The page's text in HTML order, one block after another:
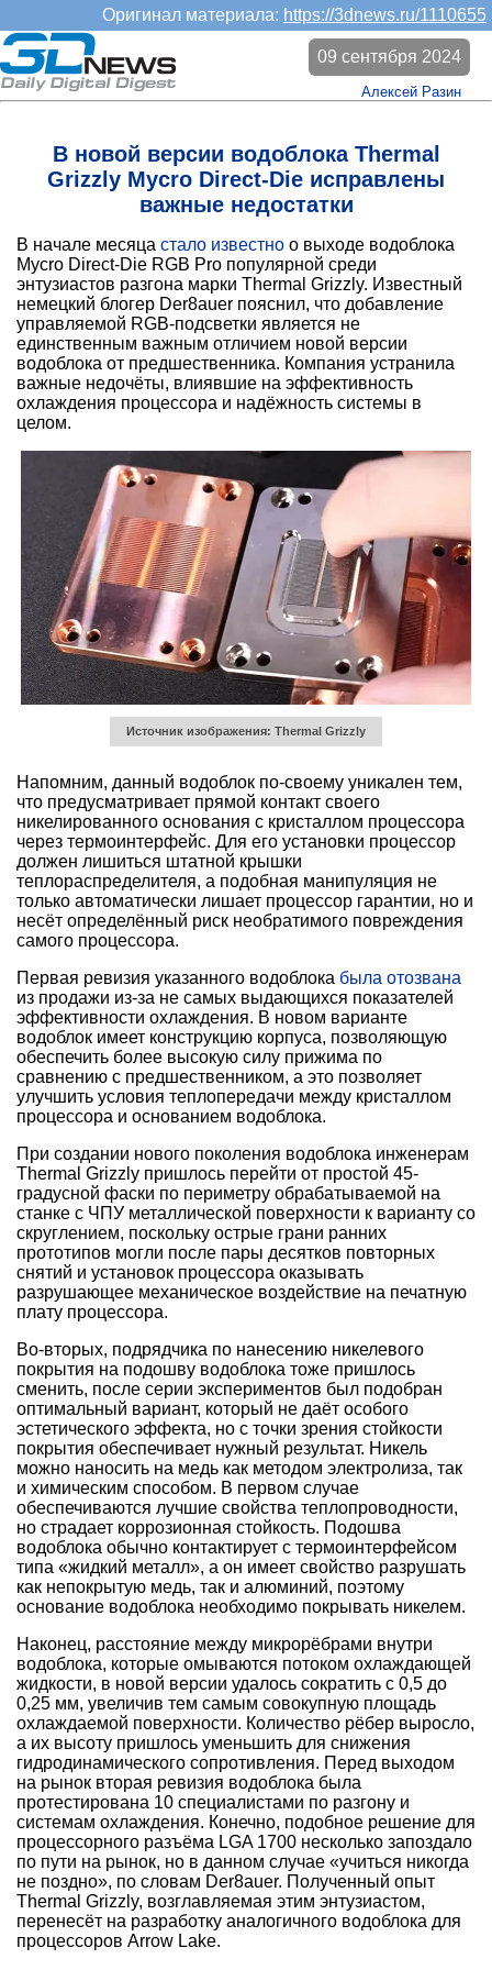
Оригинал материала: https://3dnews.ru/1110655
В новой версии водоблока Thermal
Grizzly Mycro Direct-Die исправлены
важные недостатки
09 сентября 2024
Алексей Разин
В начале месяца стало известно о выходе водоблока
Mycro Direct-Die RGB Pro популярной среди
энтузиастов разгона марки Thermal Grizzly. Известный
немецкий блогер Der8auer пояснил, что добавление
управляемой RGB-подсветки является не
единственным важным отличием новой версии
водоблока от предшественника. Компания устранила
важные недочёты, влиявшие на эффективность
охлаждения процессора и надёжность системы в
целом.
Источник изображения: Thermal Grizzly
Напомним, данный водоблок по-своему уникален тем,
что предусматривает прямой контакт своего
никелированного основания с кристаллом процессора
через термоинтерфейс. Для его установки процессор
должен лишиться штатной крышки
теплораспределителя, а подобная манипуляция не
только автоматически лишает процессор гарантии, но и
несёт определённый риск необратимого повреждения
самого процессора.
Первая ревизия указанного водоблока была отозвана
из продажи из-за не самых выдающихся показателей
эффективности охлаждения. В новом варианте
водоблок имеет конструкцию корпуса, позволяющую
обеспечить более высокую силу прижима по
сравнению с предшественником, а это позволяет
улучшить условия теплопередачи между кристаллом
процессора и основанием водоблока.
При создании нового поколения водоблока инженерам
Thermal Grizzly пришлось перейти от простой 45-
градусной фаски по периметру обрабатываемой на
станке с ЧПУ металлической поверхности к варианту со
скруглением, поскольку острые грани ранних
прототипов могли после пары десятков повторных
снятий и установок процессора оказывать
разрушающее механическое воздействие на печатную
плату процессора.
Во-вторых, подрядчика по нанесению никелевого
покрытия на подошву водоблока тоже пришлось
сменить, после серии экспериментов был подобран
оптимальный вариант, который не даёт особого
эстетического эффекта, но с точки зрения стойкости
покрытия обеспечивает нужный результат. Никель
можно наносить на медь как методом электролиза, так
и химическим способом. В первом случае
обеспечиваются лучшие свойства теплопроводности,
но страдает коррозионная стойкость. Подошва
водоблока обычно контактирует с термоинтерфейсом
типа «жидкий металл», а он имеет свойство разрушать
как непокрытую медь, так и алюминий, поэтому
основание водоблока необходимо покрывать никелем.
Наконец, расстояние между микрорёбрами внутри
водоблока, которые омываются потоком охлаждающей
жидкости, в новой версии удалось сократить с 0,5 до
0,25 мм, увеличив тем самым совокупную площадь
охлаждаемой поверхности. Количество рёбер выросло,
а их высоту пришлось уменьшить для снижения
гидродинамического сопротивления. Перед выходом
на рынок вторая ревизия водоблока была
протестирована 10 специалистами по разгону и
системам охлаждения. Конечно, подобное решение для
процессорного разъёма LGA 1700 несколько запоздало
по пути на рынок, но в данном случае «учиться никогда
не поздно», по словам Der8auer. Полученный опыт
Thermal Grizzly, возглавляемая этим энтузиастом,
перенесёт на разработку аналогичного водоблока для
процессоров Arrow Lake.